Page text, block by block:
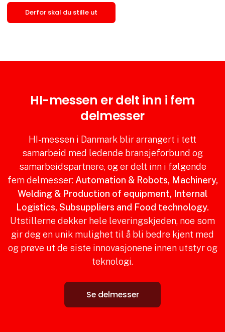
Derfor skal du stille ut
HI-messen er delt inn i fem
delmesser
HI-messen i Danmark blir arrangert i tett
samarbeid med ledende bransjeforbund og
samarbeidspartnere, og er delt inn i følgende
fem delmesser: Automation & Robots, Machinery,
Welding & Production of equipment, Internal
Logistics, Subsuppliers and Food technology.
Utstillerne dekker hele leveringskjeden, noe som
gir deg en unik mulighet til å bli bedre kjent med
og prøve ut de siste innovasjonene innen utstyr og
teknologi.
Se delmesser